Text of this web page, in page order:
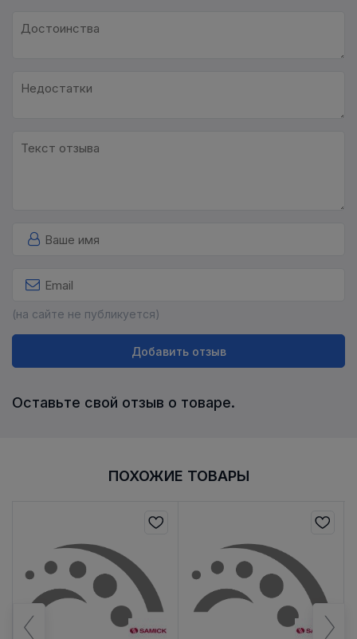
(на сайте не публикуется)
Добавить отзыв
Оставьте свой отзыв о товаре.
ПОХОЖИЕ ТОВАРЫ